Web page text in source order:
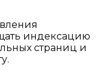
индексацию
страниц и